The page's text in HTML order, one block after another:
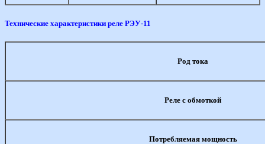
Технические характеристики реле РЭУ-11
Род тока
Реле с обмоткой
Потребляемая мощность